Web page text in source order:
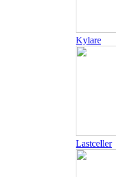
Kylare
Lastceller